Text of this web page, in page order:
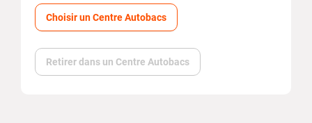
Choisir un Centre Autobacs
Retirer dans un Centre Autobacs